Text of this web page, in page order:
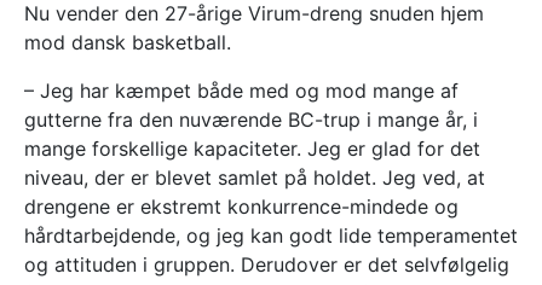
Nu vender den 27-årige Virum-dreng snuden hjem
mod dansk basketball.
– Jeg har kæmpet både med og mod mange af
gutterne fra den nuværende BC-trup i mange år, i
mange forskellige kapaciteter. Jeg er glad for det
niveau, der er blevet samlet på holdet. Jeg ved, at
drengene er ekstremt konkurrence-mindede og
hårdtarbejdende, og jeg kan godt lide temperamentet
og attituden i gruppen. Derudover er det selvfølgelig